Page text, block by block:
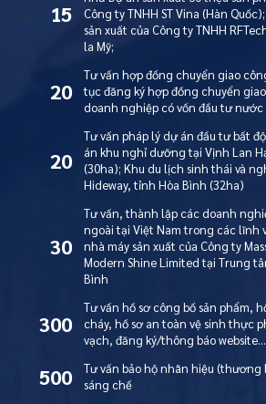
15
Công ty TNHH ST Vina (Hàn
sản xuất của Công ty TNHH
la Mỹ;
20
Tư vấn hợp đồng chuyển giao
tục đăng ký hợp đồng chuyển
doanh nghiệp có vốn đầu tư nước
20
Tư vấn pháp lý dự án đầu tư bất
án khu nghỉ dưỡng tại Vịnh Lan
(30ha); Khu du lịch sinh thái và
Hideway, tỉnh Hòa Bình (32ha)
30
Tư vấn, thành lập các doanh
ngoài tại Việt Nam trong các lĩnh
nhà máy sản xuất của Công ty
Modern Shine Limited tại Trung
Bình
300
Tư vấn hồ sơ công bố sản phẩm,
cháy, hồ sơ an toàn vệ sinh thực
vạch, đăng ký/thông báo website…
500
Tư vấn bảo hộ nhãn hiệu (thương
sáng chế